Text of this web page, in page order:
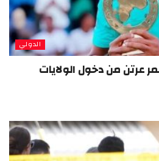
الدولي
عرتن من دخول الولايات